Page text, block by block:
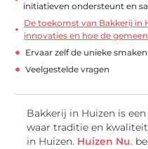
initiatieven ondersteunt en
De toekomst van Bakkerij in
innovaties en hoe de
Ervaar zelf de unieke
Veelgestelde vragen
Bakkerij in Huizen is
waar traditie en
in Huizen. Huizen Nu.